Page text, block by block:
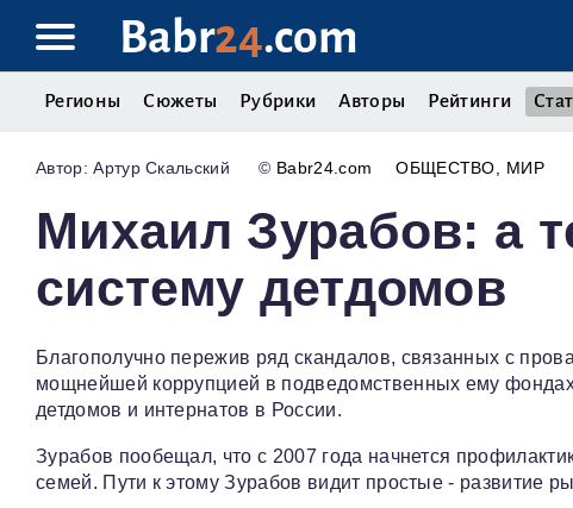
Babr24.com
Регионы Сюжеты Рубрики Авторы Рейтинги
Артур Скальский © Babr24.com ОБЩЕСТВО МИР
Михаил Зурабов: а
систему детдомов
Благополучно пережив ряд скандалов, связанных с
мощнейшей коррупцией в подведомственных ему
детдомов и интернатов в России.
Зурабов пообещал, что с 2007 года начнется
семей. Пути к этому Зурабов видит простые - развитие